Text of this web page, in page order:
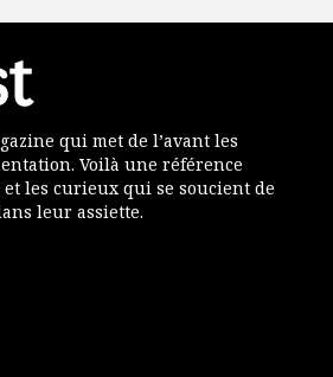
qui met de l’avant les
Voilà une référence
les curieux qui se soucient de
leur assiette.